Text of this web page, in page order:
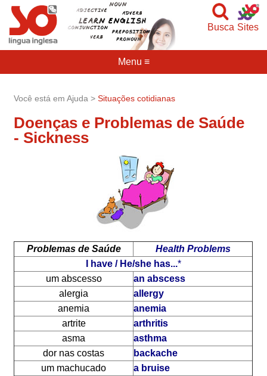
Sites
Busca
Você está em Ajuda >Situações cotidianas
Doenças e Problemas de Saúde
- Sickness
Problemas de Saúde
Health Problems
I have / He/she has...*
um abscesso
an abscess
alergia
allergy
anemia
anemia
artrite
arthritis
asma
asthma
dor nas costas
backache
um machucado
a bruise